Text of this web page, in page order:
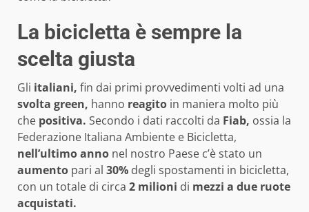
La bicicletta è sempre la
scelta giusta
Gli italiani, fin dai primi provvedimenti volti ad una
svolta green, hanno reagito in maniera molto più
che positiva. Secondo i dati raccolti da Fiab, ossia la
Federazione Italiana Ambiente e Bicicletta,
nell’ultimo anno nel nostro Paese c’è stato un
aumento pari al 30% degli spostamenti in bicicletta,
con un totale di circa 2 milioni di mezzi a due ruote
acquistati.